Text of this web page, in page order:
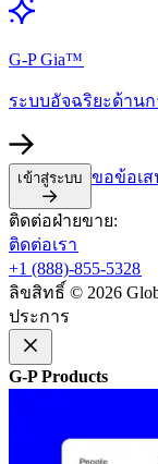
G-P Gia™​​
ระบบอัจฉริยะด้าน
เข้าสู่ระบบ​​ ขอข้อเส
ติดต่อฝ่ายขาย:​​
ติดต่อเรา​​
+1 (888)-855-5328​​
ลิขสิทธิ์ © 2026
ประการ​​
G-P Products​​